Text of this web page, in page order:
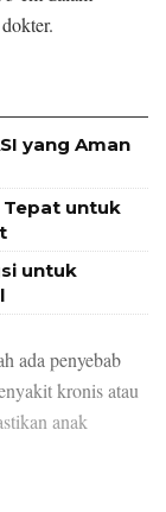
yang Aman
Tepat untuk
untuk
ada penyebab
kronis atau
anak